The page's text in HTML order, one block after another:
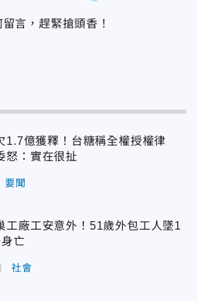
言，趕緊搶頭香！
1.7億獲釋！台糖稱全權授權律
：實在很扯
要聞
工廠工安意外！51歲外包工人墜1
亡
社會